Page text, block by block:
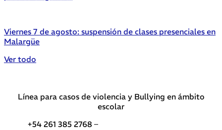
Viernes 7 de agosto: suspensión de clases presenciales en
Malargüe
Ver todo
Línea para casos de violencia y Bullying en ámbito
escolar
+54 261 385 2768 –